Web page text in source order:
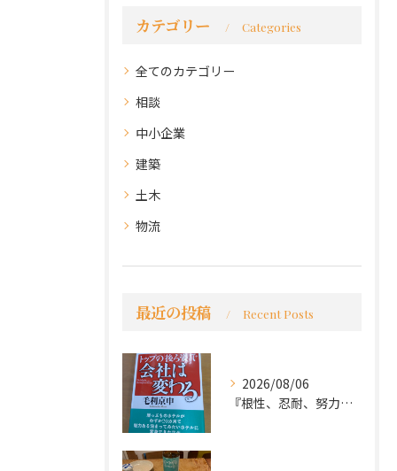
カテゴリー Categories
全てのカテゴリー
相談
中小企業
建築
土木
物流
最近の投稿 Recent Posts
2026/08/06
『根性、忍耐、努力という言葉は死語なのか』